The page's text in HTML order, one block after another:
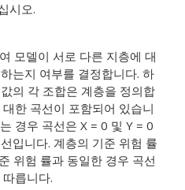
시오.
모델이 서로 다른 지층에 대
는지 여부를 결정합니다. 하
의 각 조합은 계층을 정의합
한 곡선이 포함되어 있습니
경우 곡선은 X = 0 및 Y = 0
입니다. 계층의 기준 위험 률
위험 률과 동일한 경우 곡선
릅니다.